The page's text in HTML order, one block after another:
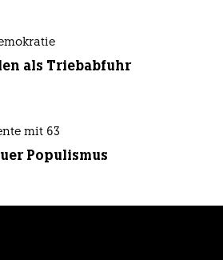
als Triebabfuhr
mit 63
Populismus